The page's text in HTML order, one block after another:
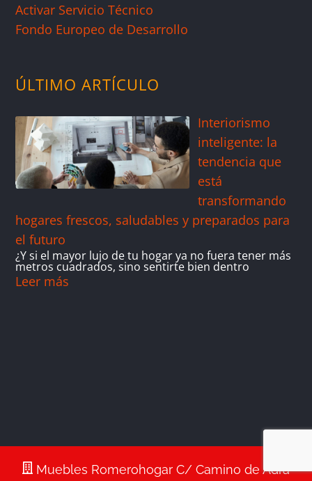
Activar Servicio Técnico
Fondo Europeo de Desarrollo
ÚLTIMO ARTÍCULO
Interiorismo
inteligente: la
tendencia que
está
transformando
hogares frescos, saludables y preparados para
el futuro
¿Y si el mayor lujo de tu hogar ya no fuera tener más
metros cuadrados, sino sentirte bien dentro
Leer más
Muebles Romerohogar C/ Camino de Adra